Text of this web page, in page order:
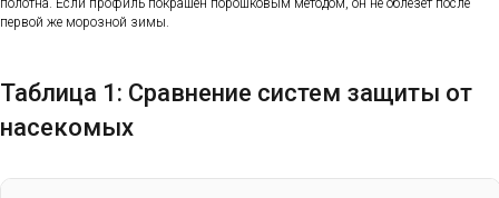
полотна. Если профиль покрашен порошковым методом, он не облезет после
первой же морозной зимы.
Таблица 1: Сравнение систем защиты от
насекомых